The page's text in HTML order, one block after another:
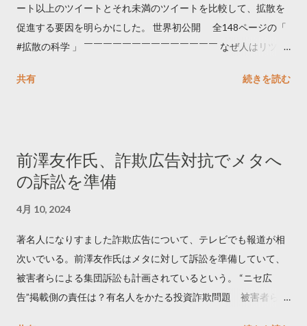
ート以上のツイートとそれ未満のツイートを比較して、拡散を
促進する要因を明らかにした。 世界初公開 全148ページの「
#拡散の科学 」 ￣￣￣￣￣￣￣￣￣￣￣￣￣￣ なぜ人はリツイ
学しました。 ー バズの目安は1300リツイート ー 人は16の熱量
トするのか？ https://marketing.twitter.com/ja/insights/kakusan
共有 続きを読む
前澤友作氏、詐欺広告対抗でメタへ
の訴訟を準備
4月 10, 2024
著名人になりすました詐欺広告について、テレビでも報道が相
次いでいる。前澤友作氏はメタに対して訴訟を準備していて、
被害者らによる集団訴訟も計画されているという。 “ニセ広
告”掲載側の責任は？有名人をかたる投資詐欺問題 被害者らが